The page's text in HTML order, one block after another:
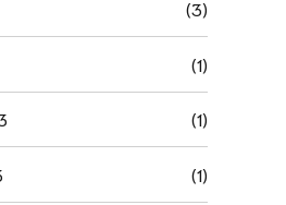
(3)
(1)
(1)
(1)